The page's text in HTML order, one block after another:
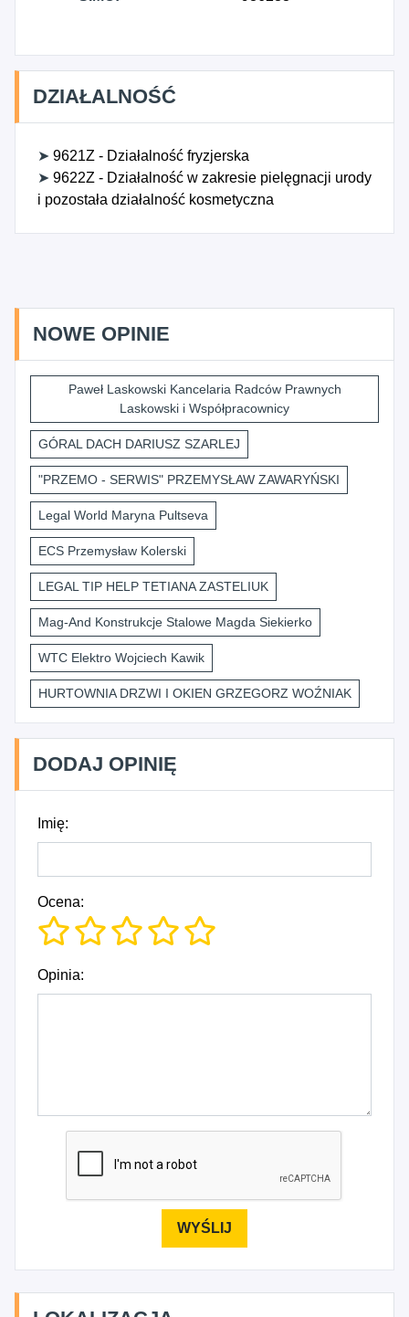
DZIAŁALNOŚĆ
➤ 9621Z - Działalność fryzjerska
➤ 9622Z - Działalność w zakresie pielęgnacji urody
i pozostała działalność kosmetyczna
NOWE OPINIE
Paweł Laskowski Kancelaria Radców Prawnych
Laskowski i Współpracownicy
GÓRAL DACH DARIUSZ SZARLEJ
"PRZEMO - SERWIS" PRZEMYSŁAW ZAWARYŃSKI
Legal World Maryna Pultseva
ECS Przemysław Kolerski
LEGAL TIP HELP TETIANA ZASTELIUK
Mag-And Konstrukcje Stalowe Magda Siekierko
WTC Elektro Wojciech Kawik
HURTOWNIA DRZWI I OKIEN GRZEGORZ WOŹNIAK
DODAJ OPINIĘ
Imię:
Ocena:
Opinia: